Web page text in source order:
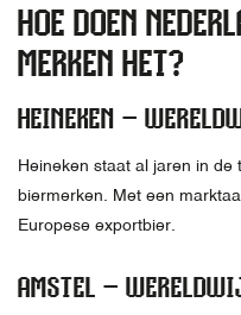
HOE DOEN
MERKEN HET?
HEINEKEN –
Heineken staat al jaren in
biermerken. Met een
Europese exportbier.
AMSTEL –